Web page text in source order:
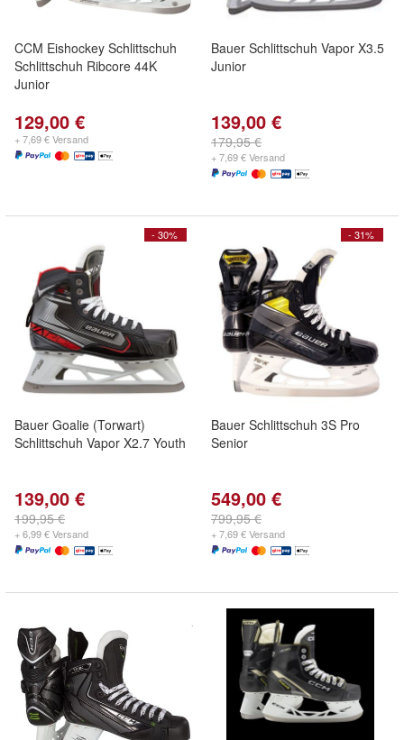
CCM Eishockey Schlittschuh
Schlittschuh Ribcore 44K
Junior
129,00 €
+ 7,69 € Versand
Bauer Schlittschuh Vapor X3.5
Junior
139,00 €
179,95 €
+ 7,69 € Versand
- 30%
Bauer Goalie (Torwart)
Schlittschuh Vapor X2.7 Youth
139,00 €
199,95 €
+ 6,99 € Versand
- 31%
Bauer Schlittschuh 3S Pro
Senior
549,00 €
799,95 €
+ 7,69 € Versand